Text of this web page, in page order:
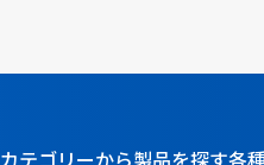
カテゴリーから製品を探す各